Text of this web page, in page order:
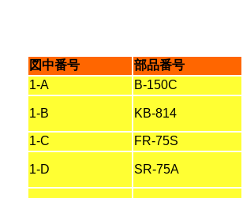
図中番号
部品番号
1-A
B-150C
1-B KB-814
1-C FR-75S
1-D SR-75A